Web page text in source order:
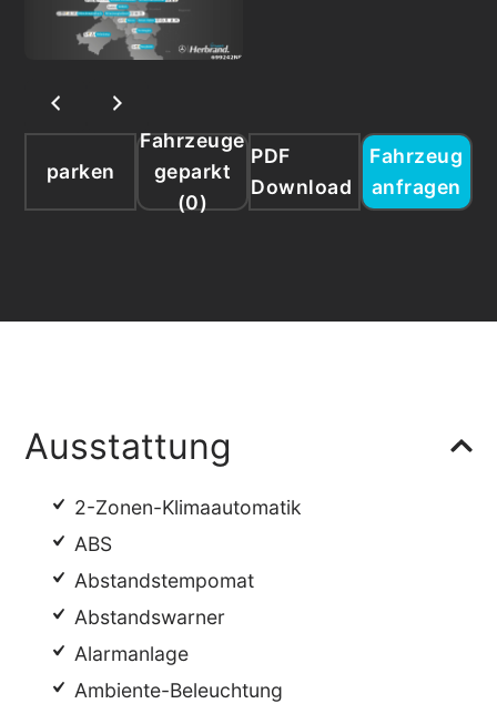
parken
Fahrzeuge
geparkt
(0)
PDF
Download
Fahrzeug
anfragen
Ausstattung
2-Zonen-Klimaautomatik
ABS
Abstandstempomat
Abstandswarner
Alarmanlage
Ambiente-Beleuchtung